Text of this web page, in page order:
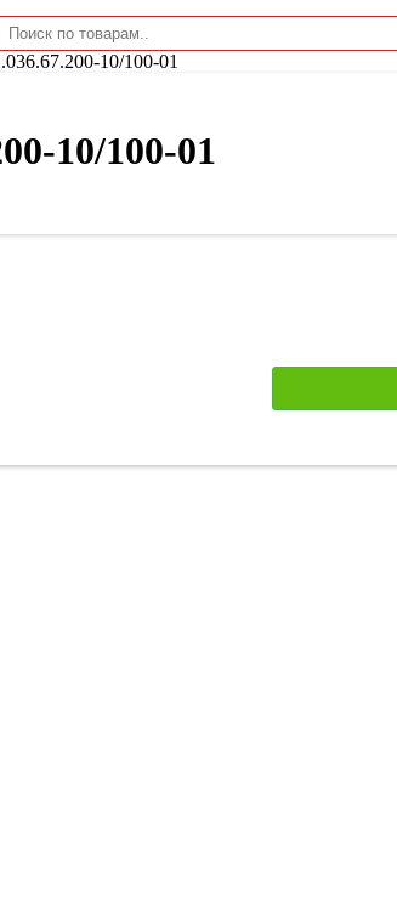
10/100-01
10/100-01